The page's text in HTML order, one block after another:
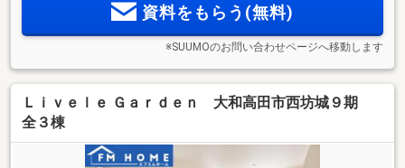
資料をもらう(無料)
※SUUMOのお問い合わせページへ移動します
Ｌｉｖｅｌｅ Ｇａｒｄｅｎ 大和高田市西坊城９期
全３棟